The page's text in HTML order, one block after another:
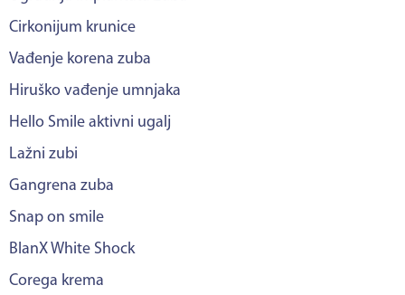
Cirkonijum krunice
Vađenje korena zuba
Hiruško vađenje umnjaka
Hello Smile aktivni ugalj
Lažni zubi
Gangrena zuba
Snap on smile
BlanX White Shock
Corega krema